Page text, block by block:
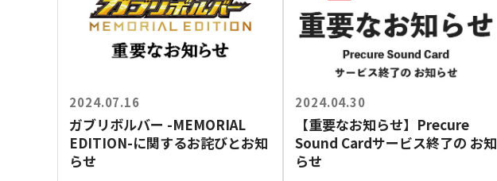
2024.07.16
ガブリボルバー -MEMORIAL
EDITION-に関するお詫びとお知
らせ
2024.04.30
【重要なお知らせ】Precure
Sound Cardサービス終了の お知
らせ